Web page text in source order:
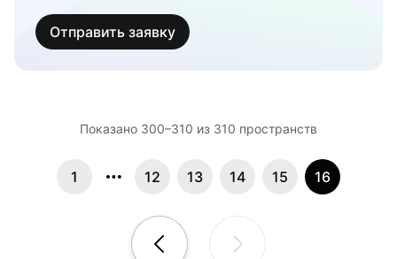
Отправить заявку
Показано 300–310 из 310 пространств
1 12 13 14 15 16